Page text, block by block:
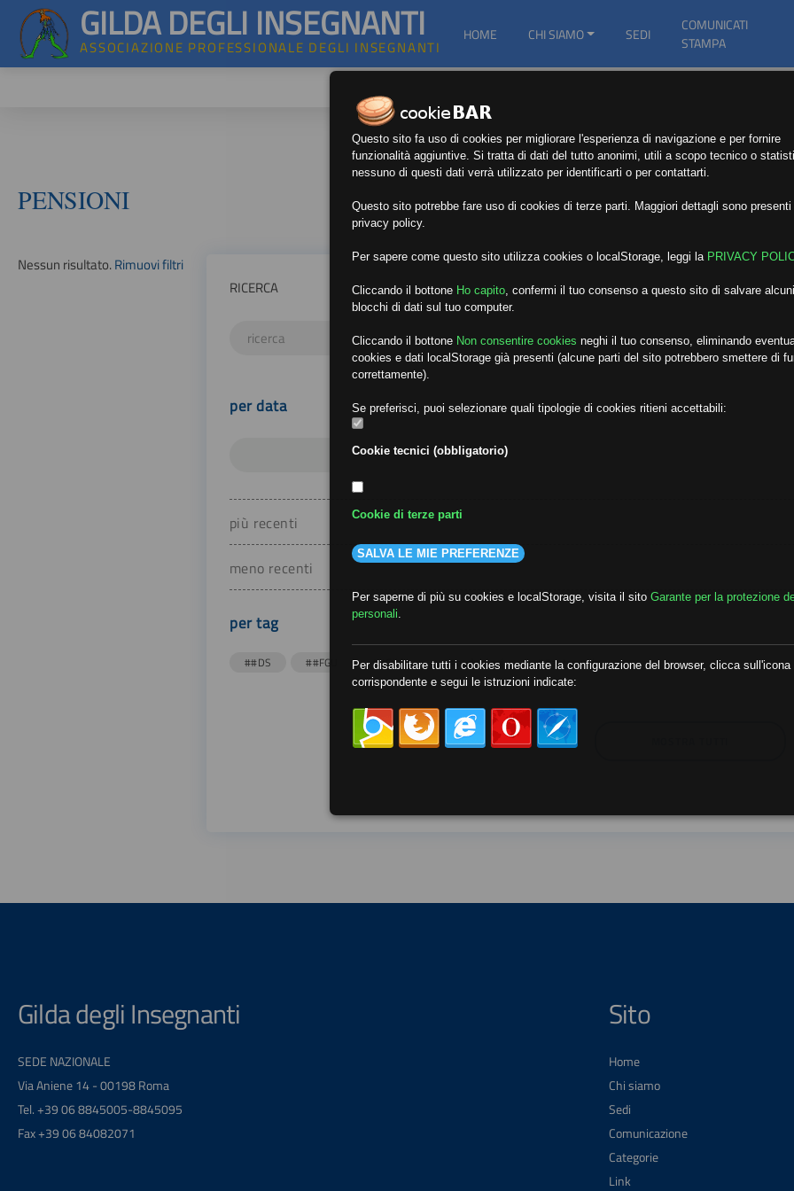
GILDA DEGLI INSEGNANTI
ASSOCIAZIONE PROFESSIONALE DEGLI INSEGNANTI
HOME CHI SIAMO SEDI
COMUNICATI
STAMPA
PENSIONI
Nessun risultato.Rimuovi filtri
RICERCA
per data
più recenti
meno recenti
per tag
##DS ##FGU ##Gilda ##audoizioni ##autonomia
Gilda degli Insegnanti
SEDE NAZIONALE
Via Aniene 14 - 00198 Roma
Tel. +39 06 8845005-8845095
Fax +39 06 84082071
Sito
Home
Chi siamo
Sedi
Comunicazione
Categorie
Link
Questo sito fa uso di cookies per migliorare l'esperienza di navigazione e per fornire
funzionalità aggiuntive. Si tratta di dati del tutto anonimi, utili a scopo tecnico o
nessuno di questi dati verrà utilizzato per identificarti o per contattarti.
Questo sito potrebbe fare uso di cookies di terze parti. Maggiori dettagli sono
privacy policy.
Per sapere come questo sito utilizza cookies o localStorage, leggi la PRIVACY
Cliccando il bottone Ho capito confermi il tuo consenso a questo sito di salvare
blocchi di dati sul tuo computer.
Cliccando il bottone Non consentire cookies neghi il tuo consenso, eliminando
cookies e dati localStorage già presenti (alcune parti del sito potrebbero smettere di
correttamente).
Se preferisci, puoi selezionare quali tipologie di cookies ritieni accettabili:
Cookie tecnici (obbligatorio)
Cookie di terze parti
SALVA LE MIE PREFERENZE
Per saperne di più su cookies e localStorage, visita il sito Garante per la protezione
personali
Per disabilitare tutti i cookies mediante la configurazione del browser, clicca sull'icona
corrispondente e segui le istruzioni indicate: